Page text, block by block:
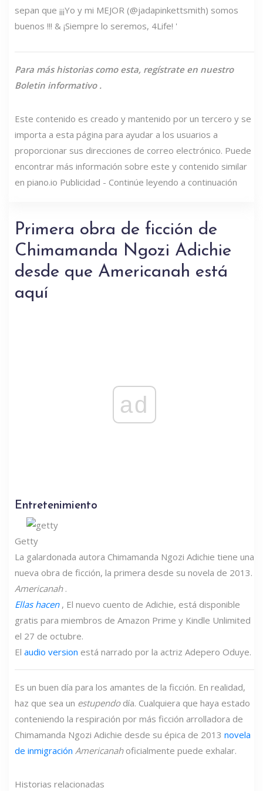
sepan que ¡¡¡Yo y mi MEJOR (@jadapinkettsmith) somos
buenos !!! & ¡Siempre lo seremos, 4Life! '
Para más historias como esta, regístrate en nuestro
Boletin informativo.
Este contenido es creado y mantenido por un tercero y se
importa a esta página para ayudar a los usuarios a
proporcionar sus direcciones de correo electrónico. Puede
encontrar más información sobre este y contenido similar
en piano.io Publicidad - Continúe leyendo a continuación
Primera obra de ficción de
Chimamanda Ngozi Adichie
desde que Americanah está
aquí
ad
Entretenimiento
Getty
La galardonada autora Chimamanda Ngozi Adichie tiene una
nueva obra de ficción, la primera desde su novela de 2013.
Americanah.
Ellas hacen , El nuevo cuento de Adichie, está disponible
gratis para miembros de Amazon Prime y Kindle Unlimited
el 27 de octubre.
El audio version está narrado por la actriz Adepero Oduye.
Es un buen día para los amantes de la ficción. En realidad,
haz que sea un estupendodía. Cualquiera que haya estado
conteniendo la respiración por más ficción arrolladora de
Chimamanda Ngozi Adichie desde su épica de 2013 novela
de inmigración Americanahoficialmente puede exhalar.
Historias relacionadas